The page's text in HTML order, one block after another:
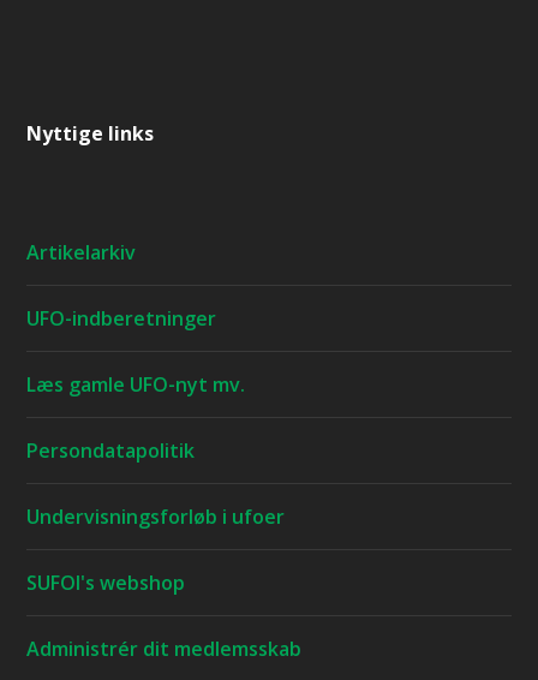
Nyttige links
Artikelarkiv
UFO-indberetninger
Læs gamle UFO-nyt mv.
Persondatapolitik
Undervisningsforløb i ufoer
SUFOI's webshop
Administrér dit medlemsskab